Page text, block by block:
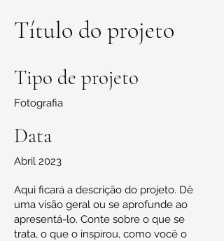
Título do projeto
Tipo de projeto
Fotografia
Data
Abril 2023
Aqui ficará a descrição do projeto. Dê
uma visão geral ou se aprofunde ao
apresentá-lo. Conte sobre o que se
trata, o que o inspirou, como você o